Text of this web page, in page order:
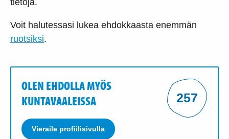
Voit halutessasi lukea ehdokkaasta enemmän
ruotsiksi.
OLEN EHDOLLA MYÖS
KUNTAVAALEISSA
Vieraile profiilisivulla
257